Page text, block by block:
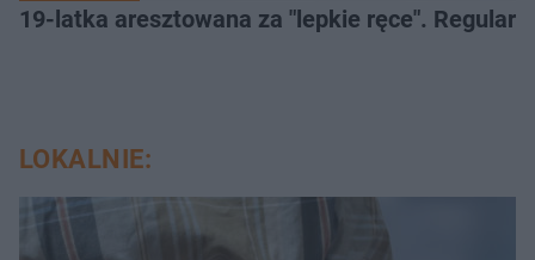
19-latka aresztowana za "lepkie ręce".
LOKALNIE: